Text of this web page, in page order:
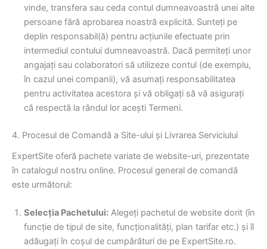
vinde, transfera sau ceda contul dumneavoastră unei alte
persoane fără aprobarea noastră explicită. Sunteți pe
deplin responsabil(ă) pentru acțiunile efectuate prin
intermediul contului dumneavoastră. Dacă permiteți unor
angajați sau colaboratori să utilizeze contul (de exemplu,
în cazul unei companii), vă asumați responsabilitatea
pentru activitatea acestora și vă obligați să vă asigurați
că respectă la rândul lor acești Termeni.
4. Procesul de Comandă a Site-ului și Livrarea Serviciului
ExpertSite oferă pachete variate de website-uri, prezentate
în catalogul nostru online. Procesul general de comandă
este următorul:
Selecția Pachetului: Alegeți pachetul de website dorit (în
funcție de tipul de site, funcționalități, plan tarifar etc.) și îl
adăugați în coșul de cumpărături de pe ExpertSite.ro.